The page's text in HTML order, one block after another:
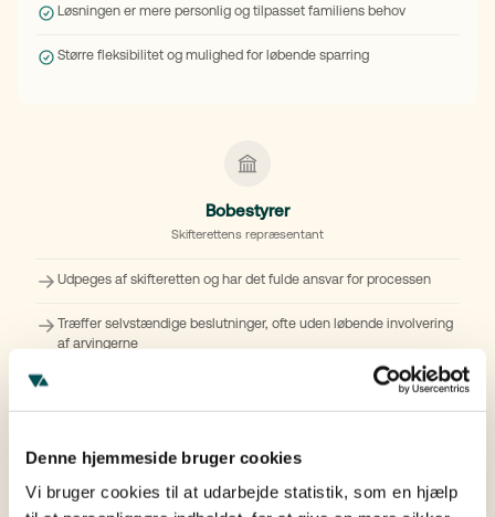
Denne hjemmeside bruger cookies
Vi bruger cookies til at udarbejde statistik, som en hjælp
Løsningen er mere personlig og tilpasset familiens behov
Større fleksibilitet og mulighed for løbende sparring
Bobestyrer
Skifterettens repræsentant
Udpeges af skifteretten og har det fulde ansvar for processen
Træffer selvstændige beslutninger, ofte uden løbende involvering
af arvingerne
Mindre fleksibilitet i forhold til arvingernes ønsker undervejs